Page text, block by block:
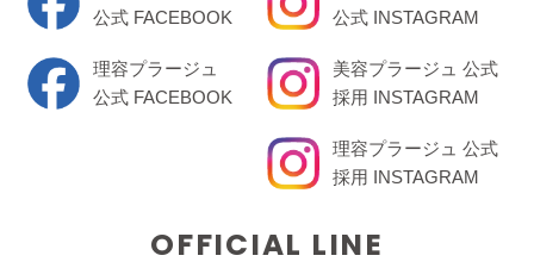
公式 FACEBOOK
理容プラージュ
公式 FACEBOOK
公式 INSTAGRAM
美容プラージュ 公式
採用 INSTAGRAM
理容プラージュ 公式
採用 INSTAGRAM
OFFICIAL LINE